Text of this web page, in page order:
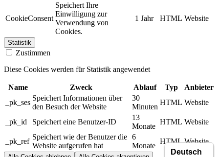
CookieConsent
Speichert Ihre
Einwilligung zur
Verwendung von
Cookies.
1 Jahr HTML Website
Statistik
Zustimmen
Diese Cookies werden für Statistik angewendet
Name Zweck Ablauf Typ
Anbieter
_pk_ses
Speichert Informationen über
den Besuch der Website
30
Minuten
HTML Website
_pk_id Speichert eine Benutzer-ID
13
Monate
HTML Website
_pk_ref
Speichert wie der Benutzer die
Website aufgerufen hat
6
Monate
HTML Website